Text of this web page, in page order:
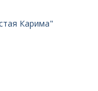
Карима"